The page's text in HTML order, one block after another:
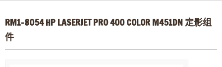
常见问题 联系我们
RM1-8054 HP LASERJET PRO 400 COLOR M451DN 定影组
件